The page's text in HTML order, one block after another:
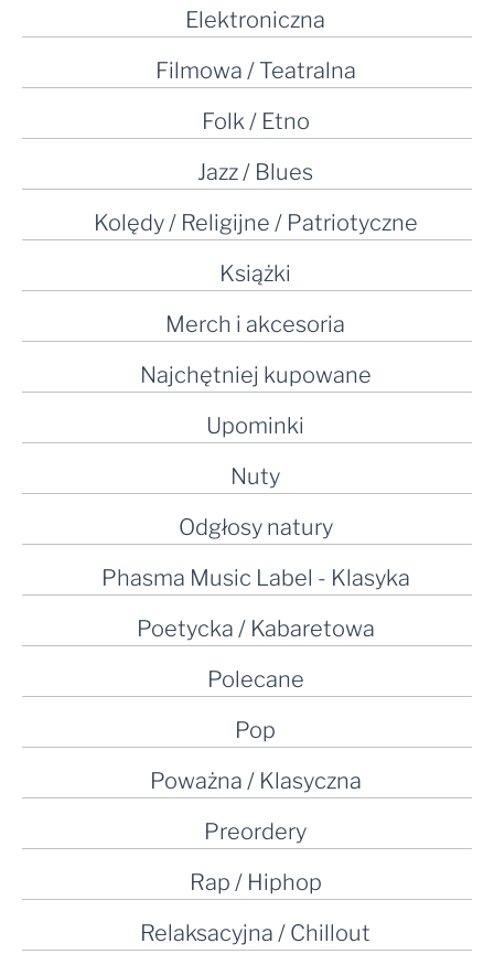
Elektroniczna
Filmowa / Teatralna
Folk / Etno
Jazz / Blues
Kolędy / Religijne / Patriotyczne
Książki
Merch i akcesoria
Najchętniej kupowane
Upominki
Nuty
Odgłosy natury
Phasma Music Label - Klasyka
Poetycka / Kabaretowa
Polecane
Pop
Poważna / Klasyczna
Preordery
Rap / Hiphop
Relaksacyjna / Chillout